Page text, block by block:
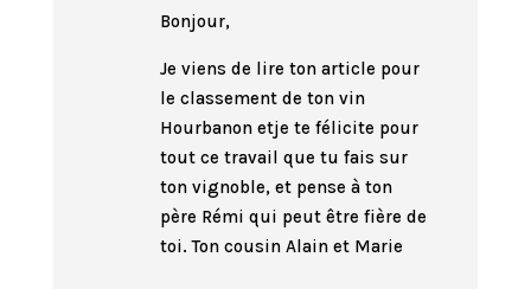
Bonjour,
Je viens de lire ton article pour
le classement de ton vin
Hourbanon etje te félicite pour
tout ce travail que tu fais sur
ton vignoble, et pense à ton
père Rémi qui peut être fière de
toi. Ton cousin Alain et Marie